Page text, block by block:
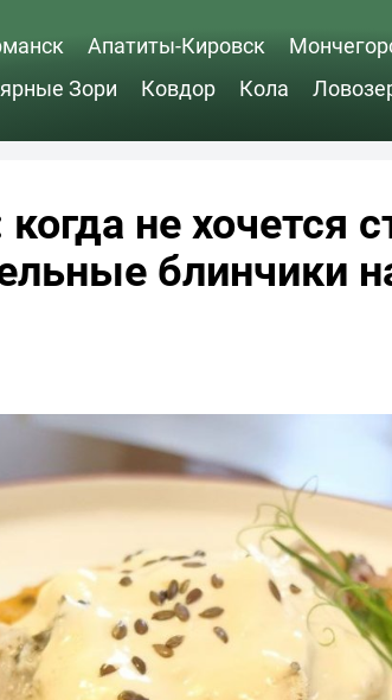
Апатиты-Кировск
Зори
Ковдор Кола
не хочется
блинчики